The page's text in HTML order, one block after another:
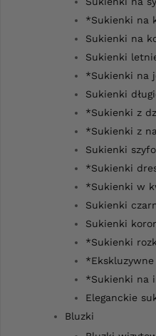
*Sukienki na
Sukienki na
Sukienki
*Sukienki na
Sukienki
*Sukienki z
*Sukienki z
Sukienki
*Sukienki
*Sukienki w
Sukienki
Sukienki
*Sukienki
*Sukienki na
Eleganckie
Bluzki